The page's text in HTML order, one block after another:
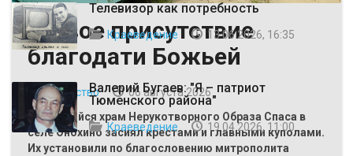
Живое присутствие
благодати Божьей
Общество
06 августа 2026
Строящийся храм Нерукотворного Образа Спаса в
селе Онохино засиял крестами и главными куполами.
Их установили по благословению митрополита
Телевизор как потребность
Краеведение 13 06 2026, 16:35
Валерий Бугаев: "Я – патриот
Тюменского района"
Краеведение 19 04 2026, 11:00